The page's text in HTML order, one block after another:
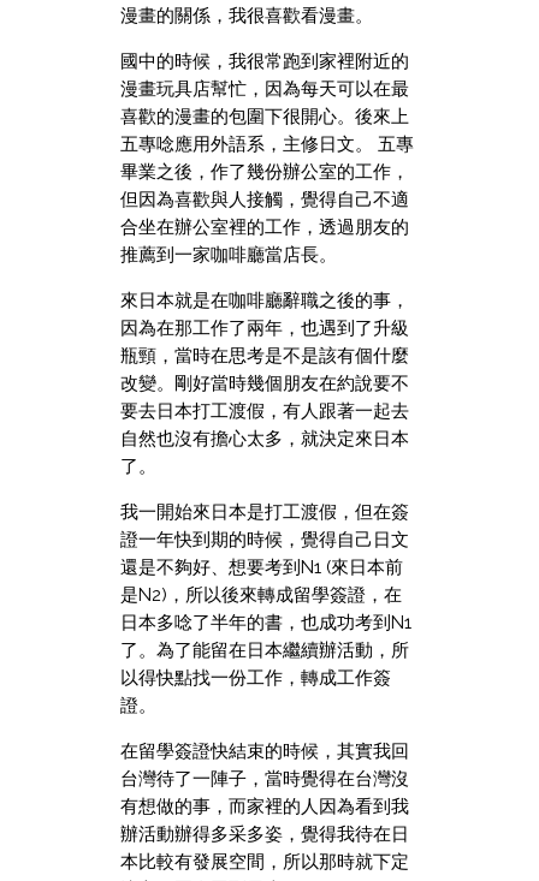
漫畫的關係，我很喜歡看漫畫。
國中的時候，我很常跑到家裡附近的
漫畫玩具店幫忙，因為每天可以在最
喜歡的漫畫的包圍下很開心。後來上
五專唸應用外語系，主修日文。 五專
畢業之後，作了幾份辦公室的工作，
但因為喜歡與人接觸，覺得自己不適
合坐在辦公室裡的工作，透過朋友的
推薦到一家咖啡廳當店長。
來日本就是在咖啡廳辭職之後的事，
因為在那工作了兩年，也遇到了升級
瓶頸，當時在思考是不是該有個什麼
改變。剛好當時幾個朋友在約說要不
要去日本打工渡假，有人跟著一起去
自然也沒有擔心太多，就決定來日本
了。
我一開始來日本是打工渡假，但在簽
證一年快到期的時候，覺得自己日文
還是不夠好、想要考到N1 (來日本前
是N2)，所以後來轉成留學簽證，在
日本多唸了半年的書，也成功考到N1
了。為了能留在日本繼續辦活動，所
以得快點找一份工作，轉成工作簽
證。
在留學簽證快結束的時候，其實我回
台灣待了一陣子，當時覺得在台灣沒
有想做的事，而家裡的人因為看到我
辦活動辦得多采多姿，覺得我待在日
本比較有發展空間，所以那時就下定